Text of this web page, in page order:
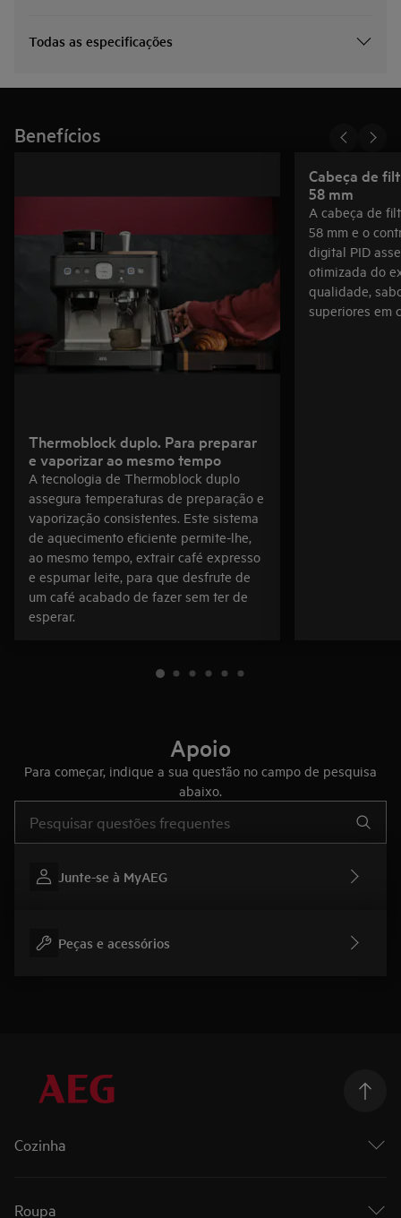
Todas as especificações
Benefícios
Thermoblock duplo. Para preparar
e vaporizar ao mesmo tempo
A tecnologia de Thermoblock duplo
assegura temperaturas de preparação e
vaporização consistentes. Este sistema
de aquecimento eficiente permite-lhe,
ao mesmo tempo, extrair café expresso
e espumar leite, para que desfrute de
um café acabado de fazer sem ter de
esperar.
Cabeça de
58 mm
A cabeça de
58 mm e o
digital PID
otimizada do
qualidade,
superiores em
Apoio
Para começar, indique a sua questão no campo de pesquisa
abaixo.
Junte-se à MyAEG
Peças e acessórios
Cozinha
Fornos
Roupa